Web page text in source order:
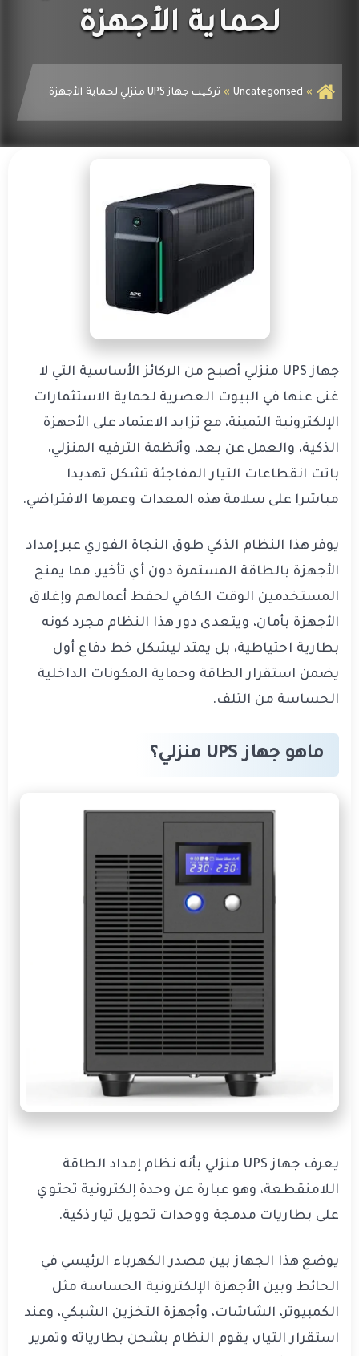
لحماية الأجهزة
Uncategorised تركيب جهاز UPS منزلي لحماية الأجهزة
جهاز UPS منزلي أصبح من الركائز الأساسية التي لا
غنى عنها في البيوت العصرية لحماية الاستثمارات
الإلكترونية الثمينة، مع تزايد الاعتماد على الأجهزة
الذكية، والعمل عن بعد، وأنظمة الترفيه المنزلي،
باتت انقطاعات التيار المفاجئة تشكل تهديدا
مباشرا على سلامة هذه المعدات وعمرها الافتراضي.
يوفر هذا النظام الذكي طوق النجاة الفوري عبر إمداد
الأجهزة بالطاقة المستمرة دون أي تأخير، مما يمنح
المستخدمين الوقت الكافي لحفظ أعمالهم وإغلاق
الأجهزة بأمان، ويتعدى دور هذا النظام مجرد كونه
بطارية احتياطية، بل يمتد ليشكل خط دفاع أول
يضمن استقرار الطاقة وحماية المكونات الداخلية
الحساسة من التلف.
ماهو جهاز UPS منزلي؟
يعرف جهاز UPS منزلي بأنه نظام إمداد الطاقة
اللامنقطعة، وهو عبارة عن وحدة إلكترونية تحتوي
على بطاريات مدمجة ووحدات تحويل تيار ذكية.
يوضع هذا الجهاز بين مصدر الكهرباء الرئيسي في
الحائط وبين الأجهزة الإلكترونية الحساسة مثل
الكمبيوتر، الشاشات، وأجهزة التخزين الشبكي، وعند
استقرار التيار، يقوم النظام بشحن بطارياته وتمرير